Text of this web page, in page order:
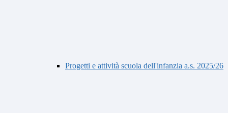
Progetti e attività scuola dell'infanzia a.s. 2025/26